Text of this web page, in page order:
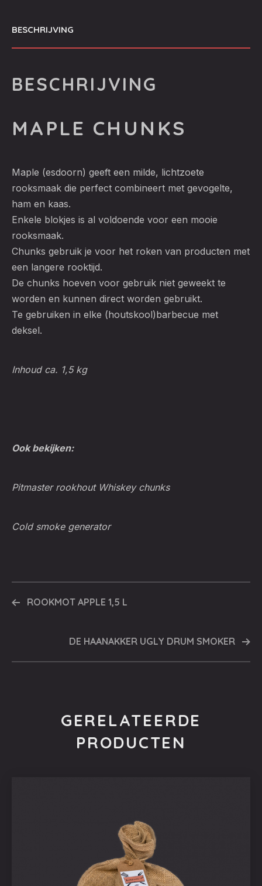
BESCHRIJVING
BESCHRIJVING
MAPLE CHUNKS
Maple (esdoorn) geeft een milde, lichtzoete
rooksmaak die perfect combineert met gevogelte,
ham en kaas.
Enkele blokjes is al voldoende voor een mooie
rooksmaak.
Chunks gebruik je voor het roken van producten met
een langere rooktijd.
De chunks hoeven voor gebruik niet geweekt te
worden en kunnen direct worden gebruikt.
Te gebruiken in elke (houtskool)barbecue met
deksel.
Inhoud ca. 1,5 kg
Ook bekijken:
Pitmaster rookhout Whiskey chunks
Cold smoke generator
ROOKMOT APPLE 1,5 L
DE HAANAKKER UGLY DRUM SMOKER
GERELATEERDE
PRODUCTEN